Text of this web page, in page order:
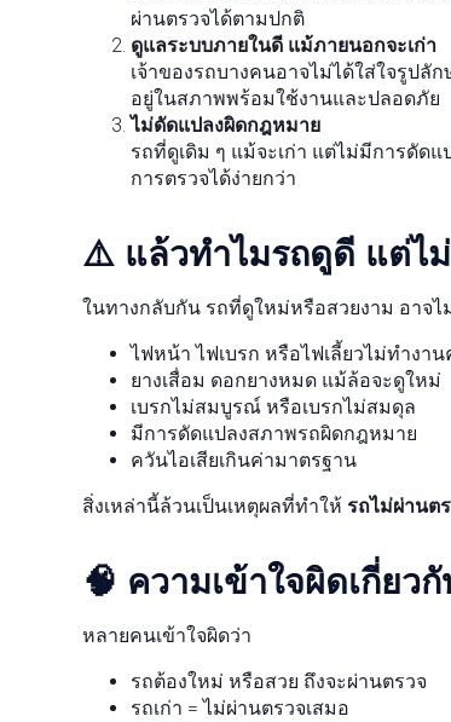
ผ่านตรวจได้ตามปกติ
ดูแลระบบภายในดี แม้ภายนอกจะเก่า
เจ้าของรถบางคนอาจไม่ได้ใส่ใจรูปลั
อยู่ในสภาพพร้อมใช้งานและปลอดภัย
ไม่ดัดแปลงผิดกฎหมาย
รถที่ดูเดิม ๆ แม้จะเก่า แต่ไม่มีการดัด
การตรวจได้ง่ายกว่า
⚠️ แล้วทำไมรถดูดี แต่ไ
ในทางกลับกัน รถที่ดูใหม่หรือสวยงาม อาจ
ไฟหน้า ไฟเบรก หรือไฟเลี้ยวไม่ทำงาน
ยางเสื่อม ดอกยางหมด แม้ล้อจะดูใหม่
เบรกไม่สมบูรณ์ หรือเบรกไม่สมดุล
มีการดัดแปลงสภาพรถผิดกฎหมาย
ควันไอเสียเกินค่ามาตรฐาน
สิ่งเหล่านี้ล้วนเป็นเหตุผลที่ทำให้ รถไม่ผ่านต
🧠 ความเข้าใจผิดเกี่ยว
หลายคนเข้าใจผิดว่า
รถต้องใหม่ หรือสวย ถึงจะผ่านตรวจ
รถเก่า = ไม่ผ่านตรวจเสมอ